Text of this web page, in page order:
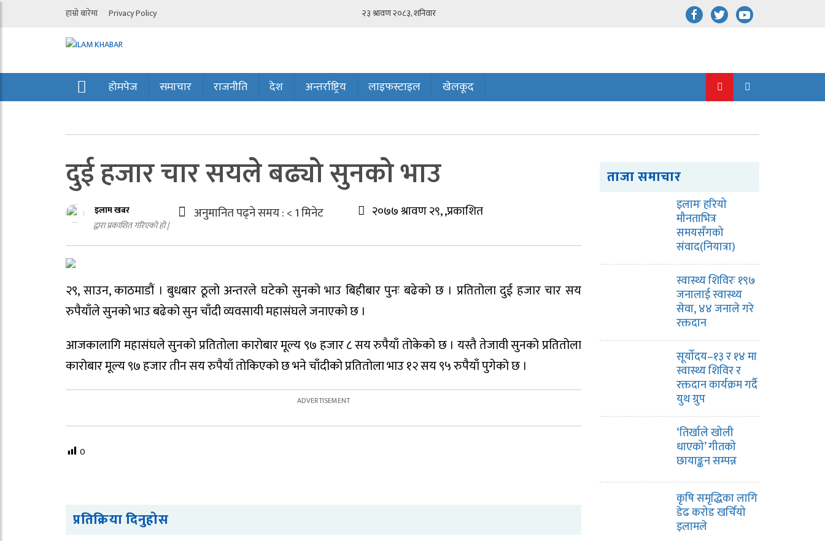
हाम्रो बारेमा Privacy Policy
होमपेज समाचार राजनीति देश अन्तर्राष्ट्रिय लाइफस्टाइल खेलकूद
दुई हजार चार सयले बढ्यो सुनको भाउ
इलाम खबर
द्वारा प्रकाशित गरिएको हो |
२०७७ श्रावण २९, ,प्रकाशित
अनुमानित पढ्ने समय :< 1मिनेट
२९, साउन, काठमाडौं । बुधबार ठूलो अन्तरले घटेको सुनको भाउ बिहीबार पुनः बढेको छ । प्रतितोला दुई हजार चार सय
रुपैयाँले सुनको भाउ बढेको सुन चाँदी व्यवसायी महासंघले जनाएको छ ।
आजकालागि महासंघले सुनको प्रतितोला कारोबार मूल्य ९७ हजार ८ सय रुपैयाँ तोकेको छ । यस्तै तेजावी सुनको प्रतितोला
कारोबार मूल्य ९७ हजार तीन सय रुपैयाँ तोकिएको छ भने चाँदीको प्रतितोला भाउ १२ सय ९५ रुपैयाँ पुगेको छ ।
0
प्रतिक्रिया दिनुहोस
ताजा समाचार
इलामः हरियो
मौनताभित्र
समयसँगको
संवाद(नियात्रा)
स्वास्थ्य शिविरः १९७
जनालाई स्वास्थ्य
सेवा, ४४ जनाले गरे
रक्तदान
सूर्योदय–१३ र १४ मा
स्वास्थ्य शिविर र
रक्तदान कार्यक्रम गर्दै
युथ ग्रुप
‘तिर्खाले खोली
धाएको’ गीतको
छायाङ्कन सम्पन्न
कृषि समृद्धिका लागि
डेढ करोड खर्चियो
इलामले